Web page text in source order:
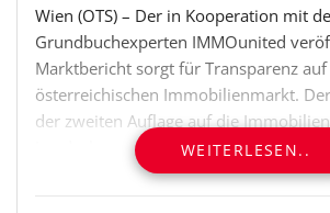
Wien (OTS) – Der in Kooperation mit
Grundbuchexperten IMMOunited
Marktbericht sorgt für Transparenz
österreichischen Immobilienmarkt.
der zweiten Auflage auf die
Landeshauptstädte gelegt, in denen
aller Wohnimmobilien transaktioniert
wird der ÖVI Marktbericht 2017 mit
WEITERLESEN..